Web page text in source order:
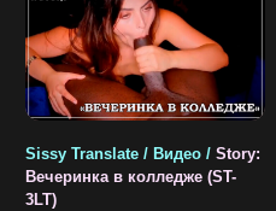
Sissy Translate / Видео / Story:
Вечеринка в колледже (ST-
3LT)